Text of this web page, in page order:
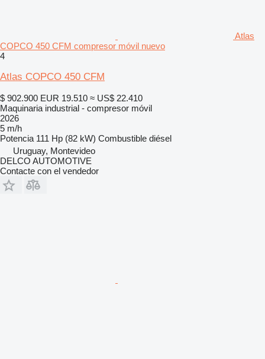
Atlas
COPCO 450 CFM compresor móvil nuevo
4
Atlas COPCO 450 CFM
$ 902.900 EUR 19.510 ≈ US$ 22.410
Maquinaria industrial - compresor móvil
2026
5 m/h
Potencia 111 Hp (82 kW) Combustible diésel
Uruguay, Montevideo
DELCO AUTOMOTIVE
Contacte con el vendedor